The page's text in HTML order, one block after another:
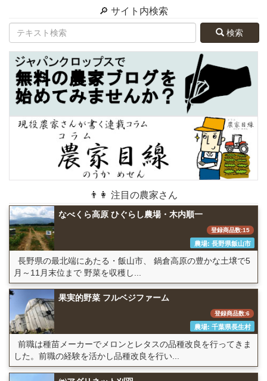
🔎 サイト内検索
検索
👨👩 注目の農家さん
なべくら高原 ひぐらし農場・木内順一
登録商品数:15
農場: 長野県飯山市
長野県の最北端にあたる・飯山市、 鍋倉高原の豊かな土壌で5
月～11月末位まで 野菜を収穫し...
果実的野菜 フルベジファーム
登録商品数:6
農場: 千葉県長生村
前職は種苗メーカーでメロンとレタスの品種改良を行ってきま
した。前職の経験を活かし品種改良を行い...